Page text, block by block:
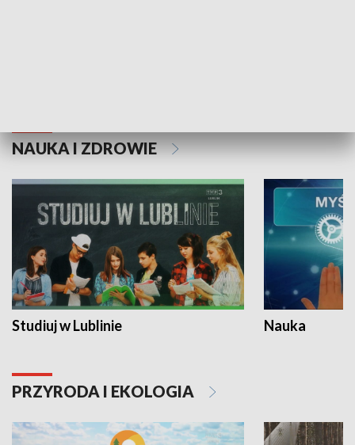
NAUKA I ZDROWIE
Studiuj w Lublinie Nauka
PRZYRODA I EKOLOGIA